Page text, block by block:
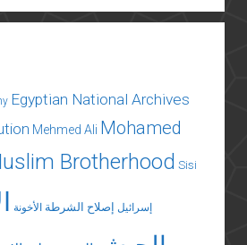
Egyptian National Archives
Mehmed Ali Mohamed
Brotherhood Sisi
إسرائيل إصلاح الشرطة الأخونة